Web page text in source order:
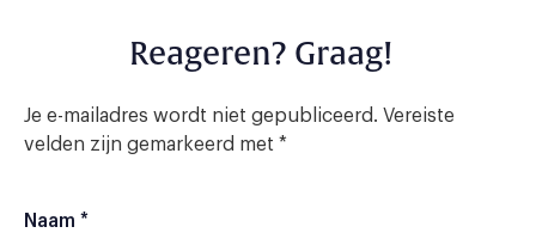
Reageren? Graag!
Je e-mailadres wordt niet gepubliceerd. Vereiste
velden zijn gemarkeerd met *
Naam *